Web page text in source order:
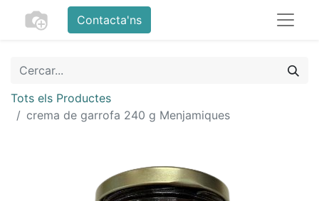
Contacta'ns
Tots els Productes
crema de garrofa 240 g Menjamiques